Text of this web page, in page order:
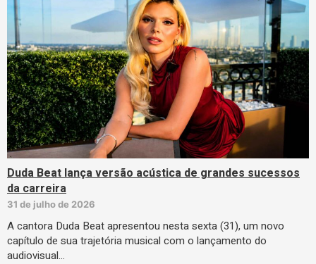
Duda Beat lança versão acústica de grandes sucessos
da carreira
31 de julho de 2026
A cantora Duda Beat apresentou nesta sexta (31), um novo
capítulo de sua trajetória musical com o lançamento do
audiovisual…